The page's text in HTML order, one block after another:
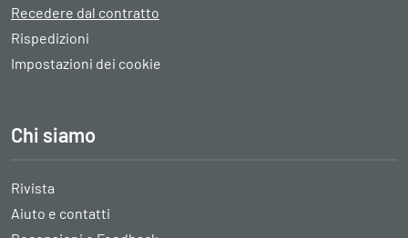
Recedere dal contratto
Rispedizioni
Impostazioni dei cookie
Chi siamo
Rivista
Aiuto e contatti